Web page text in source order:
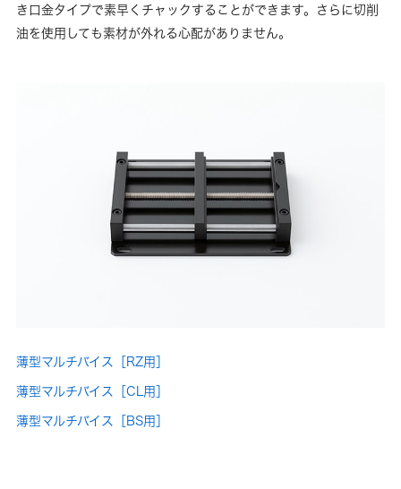
き口金タイプで素早くチャックすることができます。さらに切削
油を使用しても素材が外れる心配がありません。
薄型マルチバイス［RZ用］
薄型マルチバイス［CL用］
薄型マルチバイス［BS用］